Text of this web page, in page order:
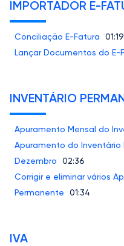
IMPORTADOR E-
Conciliação E-Fatura
01:19
Lançar Documentos do E-
INVENTÁRIO
Apuramento Mensal do
Apuramento do
Dezembro
02:36
Corrigir e eliminar vários
Permanente
01:34
IVA